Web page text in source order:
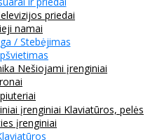
priedai
namai
/ Stebėjimas
Nešiojami įrenginiai
įrenginiai Klaviatūros, pelės
įrenginiai